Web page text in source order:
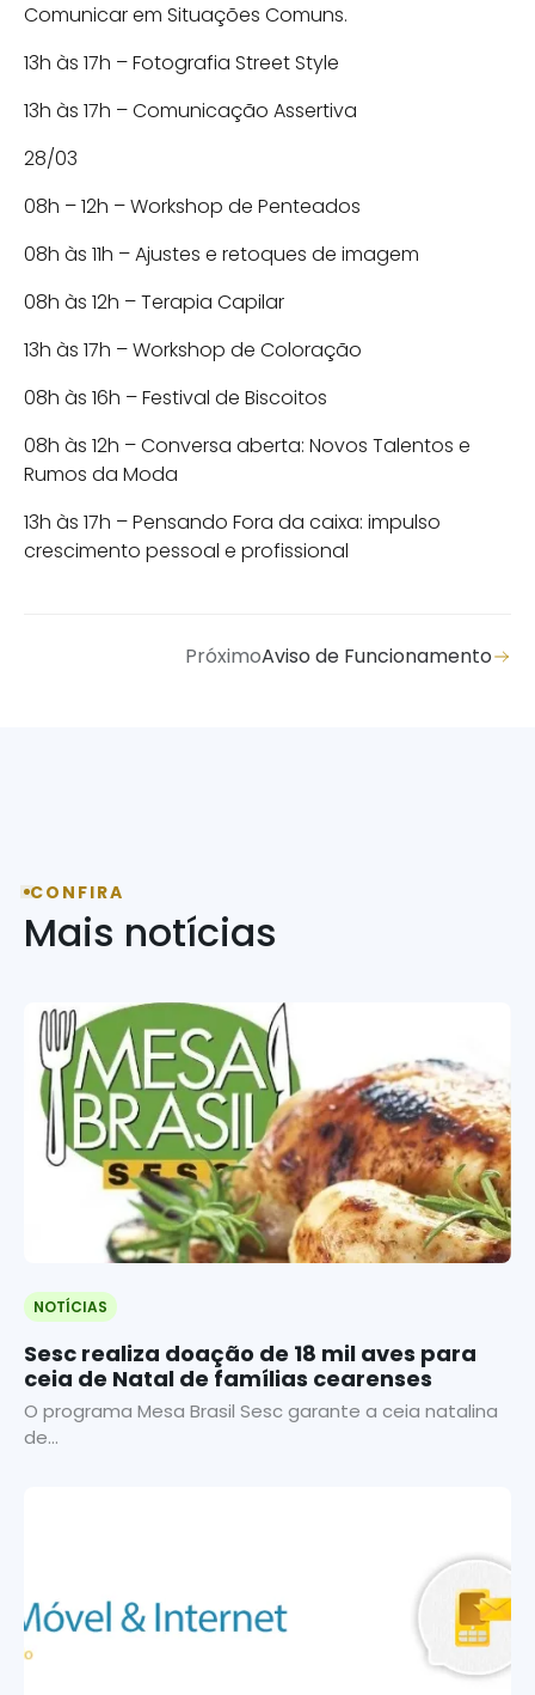
Comunicar em Situações Comuns.
13h às 17h – Fotografia Street Style
13h às 17h – Comunicação Assertiva
28/03
08h – 12h – Workshop de Penteados
08h às 11h – Ajustes e retoques de imagem
08h às 12h – Terapia Capilar
13h às 17h – Workshop de Coloração
08h às 16h – Festival de Biscoitos
08h às 12h – Conversa aberta: Novos Talentos e
Rumos da Moda
13h às 17h – Pensando Fora da caixa: impulso
crescimento pessoal e profissional
PróximoAviso de Funcionamento
CONFIRA
Mais notícias
NOTÍCIAS
Sesc realiza doação de 18 mil aves para
ceia de Natal de famílias cearenses
O programa Mesa Brasil Sesc garante a ceia natalina
de...